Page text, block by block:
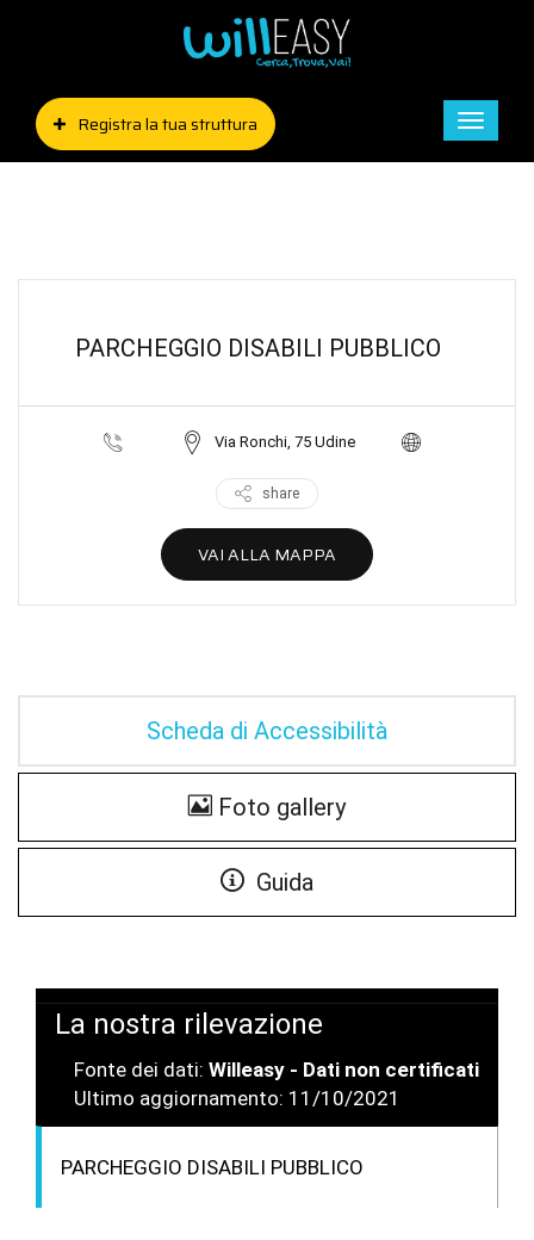
Registra la tua struttura
Toggle
PARCHEGGIO DISABILI PUBBLICO
Via Ronchi, 75 Udine
share
VAI ALLA MAPPA
Scheda di Accessibilità
Foto gallery
Guida
La nostra rilevazione
Fonte dei dati: Willeasy - Dati non certificati
Ultimo aggiornamento: 11/10/2021
PARCHEGGIO DISABILI PUBBLICO